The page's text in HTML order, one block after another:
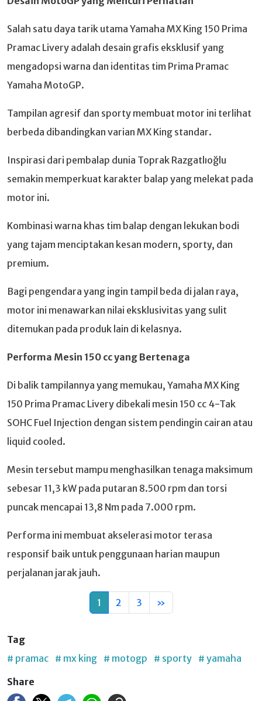
Salah satu daya tarik utama Yamaha MX King 150 Prima
Pramac Livery adalah desain grafis eksklusif yang
mengadopsi warna dan identitas tim Prima Pramac
Yamaha MotoGP.
Tampilan agresif dan sporty membuat motor ini terlihat
berbeda dibandingkan varian MX King standar.
Inspirasi dari pembalap dunia Toprak Razgatlıoğlu
semakin memperkuat karakter balap yang melekat pada
motor ini.
Kombinasi warna khas tim balap dengan lekukan bodi
yang tajam menciptakan kesan modern, sporty, dan
premium.
Bagi pengendara yang ingin tampil beda di jalan raya,
motor ini menawarkan nilai eksklusivitas yang sulit
ditemukan pada produk lain di kelasnya.
Performa Mesin 150 cc yang Bertenaga
Di balik tampilannya yang memukau, Yamaha MX King
150 Prima Pramac Livery dibekali mesin 150 cc 4-Tak
SOHC Fuel Injection dengan sistem pendingin cairan atau
liquid cooled.
Mesin tersebut mampu menghasilkan tenaga maksimum
sebesar 11,3 kW pada putaran 8.500 rpm dan torsi
puncak mencapai 13,8 Nm pada 7.000 rpm.
Performa ini membuat akselerasi motor terasa
responsif baik untuk penggunaan harian maupun
perjalanan jarak jauh.
1 2 3 »
Tag
# pramac # mx king # motogp # sporty # yamaha
Share